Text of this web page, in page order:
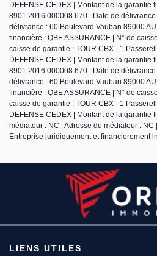
DEFENSE CEDEX | Montant de la garantie
8901 2016 000008 670 | Date de
délivrance : 60 Boulevard Vauban 89000
financière : QBE ASSURANCE | N° de
caisse de garantie : TOUR CBX - 1
DEFENSE CEDEX | Montant de la garantie
8901 2016 000008 670 | Date de
délivrance : 60 Boulevard Vauban 89000
financière : QBE ASSURANCE | N° de
caisse de garantie : TOUR CBX - 1
DEFENSE CEDEX | Montant de la garantie
médiateur : NC | Adresse du médiateur : NC
Entreprise juridiquement et financièrement
LIENS UTILES